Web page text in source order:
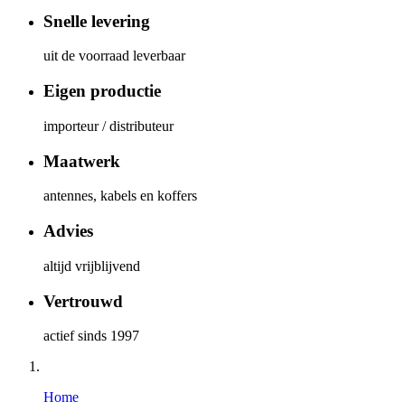
Snelle levering
uit de voorraad leverbaar
Eigen productie
importeur / distributeur
Maatwerk
antennes, kabels en koffers
Advies
altijd vrijblijvend
Vertrouwd
actief sinds 1997
Home